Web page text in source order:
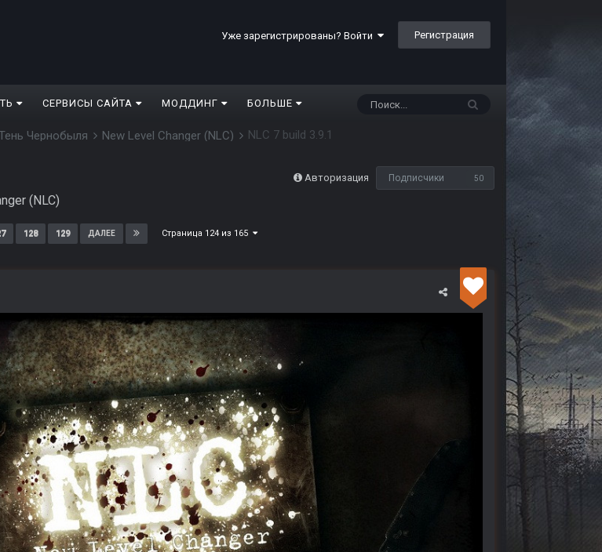
Уже зарегистрированы? Войти Регистрация
СЕРВИСЫ САЙТА МОДДИНГ БОЛЬШЕ
Чернобыля New Level Changer (NLC) NLC 7 build 3.9.1
Авторизация Подписчики 50
(NLC)
128 129 ДАЛЕЕ Страница 124 из 165